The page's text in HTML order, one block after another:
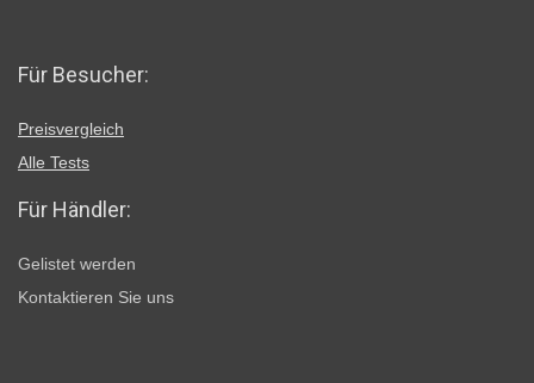
Für Besucher:
Preisvergleich
Alle Tests
Für Händler:
Gelistet werden
Kontaktieren Sie uns